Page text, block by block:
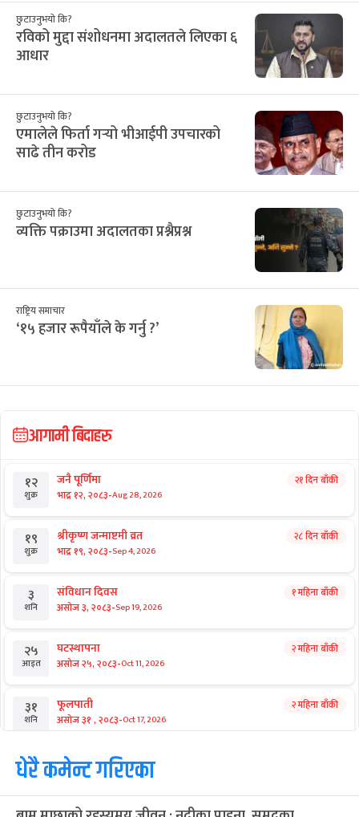
छुटाउनुभयो कि?
रविको मुद्दा संशोधनमा अदालतले लिएका ६
आधार
छुटाउनुभयो कि?
एमालेले फिर्ता गर्‍यो भीआईपी उपचारको
साढे तीन करोड
छुटाउनुभयो कि?
व्यक्ति पक्राउमा अदालतका प्रश्नैप्रश्न
राष्ट्रिय समाचार
‘१५ हजार रूपैयाँले के गर्नु ?’
आगामी बिदाहरु
१२
शुक्र
जनै पूर्णिमा
भाद्र १२, २०८३-Aug 28, 2026
२१ दिन बाँकी
१९
शुक्र
श्रीकृष्ण जन्माष्टमी व्रत
भाद्र १९, २०८३-Sep 4, 2026
२८ दिन बाँकी
३
शनि
संविधान दिवस
असोज ३, २०८३-Sep 19, 2026
१ महिना बाँकी
२५
आइत
घटस्थापना
असोज २५, २०८३-Oct 11, 2026
२ महिना बाँकी
३१
शनि
फूलपाती
असोज ३१ , २०८३-Oct 17, 2026
२ महिना बाँकी
१
आइत
कार्तिक सङ्क्रान्ति
कार्तिक १, २०८३-Oct 18, 2026
धेरै कमेन्ट गरिएका